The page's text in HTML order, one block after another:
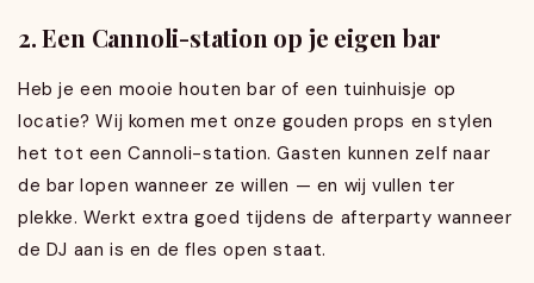
2. Een Cannoli-station op je eigen bar
Heb je een mooie houten bar of een tuinhuisje op
locatie? Wij komen met onze gouden props en stylen
het tot een Cannoli-station. Gasten kunnen zelf naar
de bar lopen wanneer ze willen — en wij vullen ter
plekke. Werkt extra goed tijdens de afterparty wanneer
de DJ aan is en de fles open staat.